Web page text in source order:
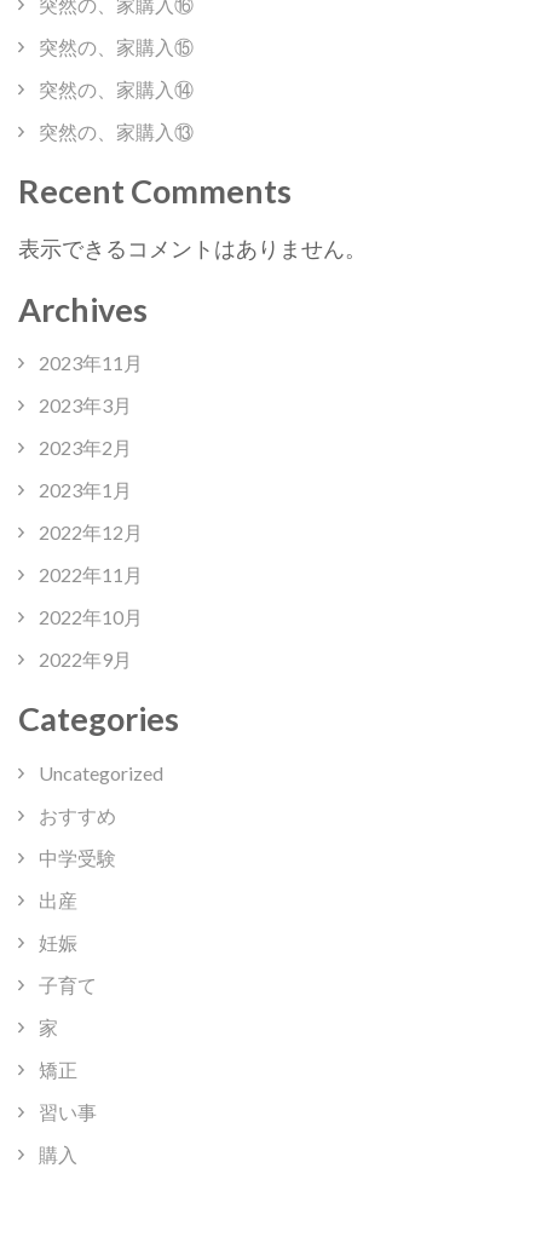
突然の、家購入⑯
突然の、家購入⑮
突然の、家購入⑭
突然の、家購入⑬
Recent Comments
表示できるコメントはありません。
Archives
2023年11月
2023年3月
2023年2月
2023年1月
2022年12月
2022年11月
2022年10月
2022年9月
Categories
Uncategorized
おすすめ
中学受験
出産
妊娠
子育て
家
矯正
習い事
購入